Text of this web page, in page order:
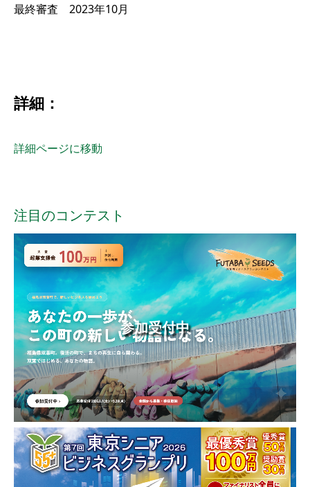
最終審査 2023年10月
詳細：
詳細ページに移動
注目のコンテスト
参加受付中